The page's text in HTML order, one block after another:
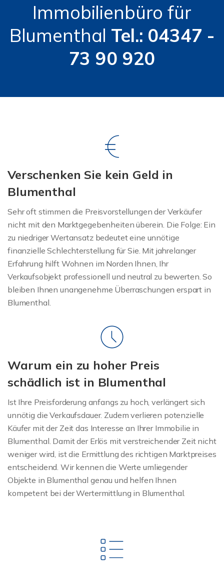
Immobilienbüro für
Blumenthal Tel.: 04347 -
73 90 920
Verschenken Sie kein Geld in
Blumenthal
Sehr oft stimmen die Preisvorstellungen der Verkäufer
nicht mit den Marktgegebenheiten überein. Die Folge: Ein
zu niedriger Wertansatz bedeutet eine unnötige
finanzielle Schlechterstellung für Sie. Mit jahrelanger
Erfahrung hilft Wohnen im Norden Ihnen, Ihr
Verkaufsobjekt professionell und neutral zu bewerten. So
bleiben Ihnen unangenehme Überraschungen erspart in
Blumenthal.
Warum ein zu hoher Preis
schädlich ist in Blumenthal
Ist Ihre Preisforderung anfangs zu hoch, verlängert sich
unnötig die Verkaufsdauer. Zudem verlieren potenzielle
Käufer mit der Zeit das Interesse an Ihrer Immobilie in
Blumenthal. Damit der Erlös mit verstreichender Zeit nicht
weniger wird, ist die Ermittlung des richtigen Marktpreises
entscheidend. Wir kennen die Werte umliegender
Objekte in Blumenthal genau und helfen Ihnen
kompetent bei der Wertermittlung in Blumenthal.